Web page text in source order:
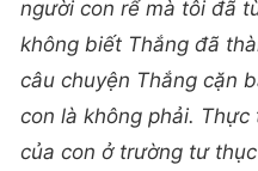
người con rể mà tôi đã
không biết Thắng đã
câu chuyện Thắng cặn
con là không phải.
của con ở trường tư